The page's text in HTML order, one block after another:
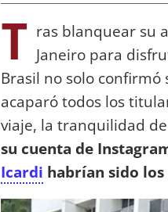
T ras blanquear su
Janeiro para
Brasil no solo
acaparó todos los
viaje, la tranquilidad
su cuenta de
Icardi habrían sido